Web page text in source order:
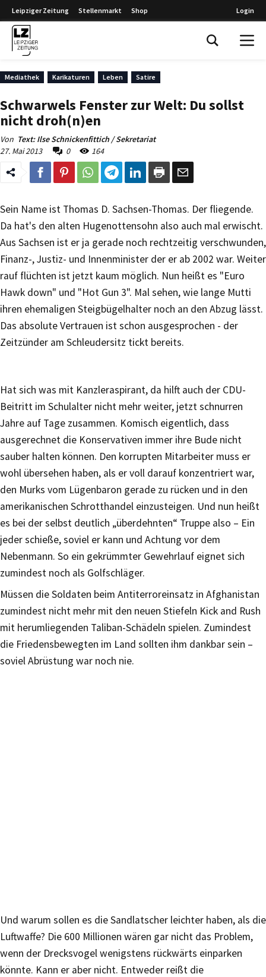
Leipziger Zeitung Stellenmarkt Shop Login
Mediathek Karikaturen Leben Satire
Schwarwels Fenster zur Welt: Du sollst
nicht droh(n)en
Von Text: Ilse Schnickenfittich / Sekretariat
27. Mai 2013
0 164
Sein Name ist Thomas D. Sachsen-Thomas. Der fliegende.
Da hat's den alten Hugenottensohn also auch mal erwischt.
Aus Sachsen ist er ja gerade noch rechtzeitig verschwunden,
Finanz-, Justiz- und Innenminister der er ab 2002 war. Weiter
rauf flüchten ist jetzt kaum möglich. Nun heißt es "Euro
Hawk down" und "Hot Gun 3". Mal sehen, wie lange Mutti
ihren ehemaligen Steigbügelhalter noch an den Abzug lässt.
Das absolute Vertrauen ist schon ausgesprochen - der
Zeitzünder am Schleudersitz tickt bereits.
Hat sich was mit Kanzleraspirant, da hilft auch der CDU-
Beitritt im Schulalter nicht mehr weiter, jetzt schnurren
Jahre auf Tage zusammen. Komisch eigentlich, dass
ausgerechnet die Konservativen immer ihre Bude nicht
sauber halten können. Den korrupten Mitarbeiter muss er
wohl übersehen haben, als er voll darauf konzentriert war,
den Murks vom Lügenbaron gerade zu rücken und in den
amerikanischen Schrotthandel einzusteigen. Und nun heißt
es bei der selbst deutlich „überdehnten“ Truppe also – Ein
jeder schieße, soviel er kann und Achtung vor dem
Nebenmann. So ein gekrümmter Gewehrlauf eignet sich
zumindest noch als Golfschläger.
Müssen die Soldaten beim Antiterroreinsatz in Afghanistan
zumindest nicht mehr mit den neuen Stiefeln Kick and Rush
mit herumliegenden Taliban-Schädeln spielen. Zumindest
die Friedensbewegten im Land sollten ihm dankbar sein –
soviel Abrüstung war noch nie.
Und warum sollen es die Sandlatscher leichter haben, als die
Luftwaffe? Die 600 Millionen wären gar nicht das Problem,
wenn der Drecksvogel wenigstens rückwärts einparken
könnte. Kann er aber nicht. Entweder reißt die